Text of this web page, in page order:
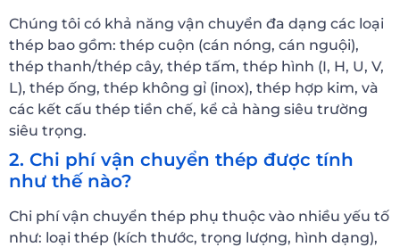
Chúng tôi có khả năng vận chuyển đa dạng các loại
thép bao gồm: thép cuộn (cán nóng, cán nguội),
thép thanh/thép cây, thép tấm, thép hình (I, H, U, V,
L), thép ống, thép không gỉ (inox), thép hợp kim, và
các kết cấu thép tiền chế, kể cả hàng siêu trường
siêu trọng.
2. Chi phí vận chuyển thép được tính
như thế nào?
Chi phí vận chuyển thép phụ thuộc vào nhiều yếu tố
như: loại thép (kích thước, trọng lượng, hình dạng),